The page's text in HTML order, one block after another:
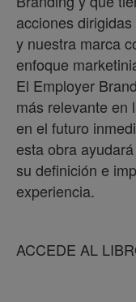
acciones
y nuestra marca
enfoque
El Employer
más relevante en
en el futuro
esta obra
su definición e
experiencia.
ACCEDE AL